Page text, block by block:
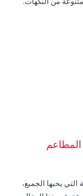
يحبها الجميع،